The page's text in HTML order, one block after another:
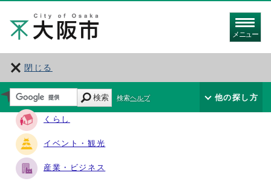
メニュー
閉じる
サイト・ナビ
くらし
イベント・観光
産業・ビジネス
検索 検索ヘルプ 他の探し方